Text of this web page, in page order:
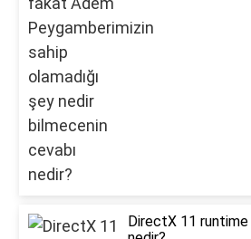
DirectX 11 runtime